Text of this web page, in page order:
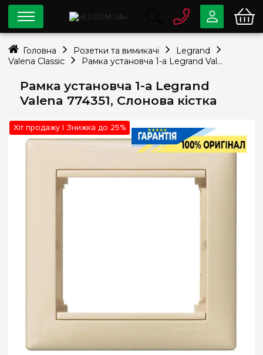
Рамка установча 1-а Legrand
Valena 774351, Слонова кістка
Хіт продажу | Знижка до 25%
0 80033-63-07
Безкоштовно
info@e7.com.ua
044334-79-78
Viber Telegram
Головна Розетки та вимикачі
Legrand
Valena Classic
Рамка установча 1-а Legrand Valena 774351, Слонова кістка